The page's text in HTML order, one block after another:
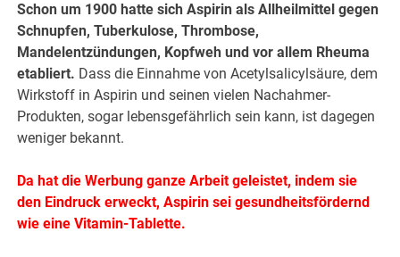
Schon um 1900 hatte sich Aspirin als Allheilmittel gegen
Schnupfen, Tuberkulose, Thrombose,
Mandelentzündungen, Kopfweh und vor allem Rheuma
etabliert. Dass die Einnahme von Acetylsalicylsäure, dem
Wirkstoff in Aspirin und seinen vielen Nachahmer-
Produkten, sogar lebensgefährlich sein kann, ist dagegen
weniger bekannt.
Da hat die Werbung ganze Arbeit geleistet, indem sie
den Eindruck erweckt, Aspirin sei gesundheitsfördernd
wie eine Vitamin-Tablette.